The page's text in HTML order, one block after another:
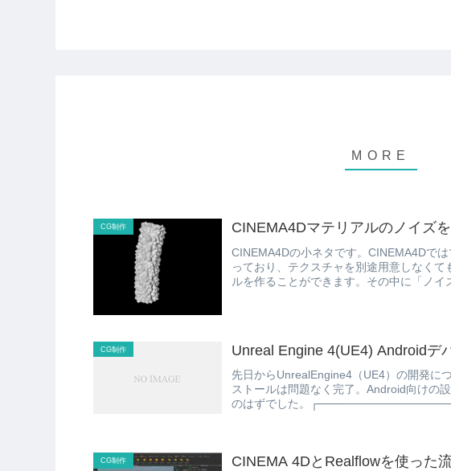
CG制作 CINEMA4Dマテリアルのノイズ
CINEMA4Dの小ネタです。CINEMA4Dで
っており、テクスチャを別途用意しなく
ルを作ることができます。その中に「ノイ
CG制作 Unreal Engine 4(UE4) Androidデ
先日からUnrealEngine4（UE4）の開発に
ストールは問題なく完了。Android向けの
のはずでした。
CG制作 CINEMA 4DとRealflowを使った